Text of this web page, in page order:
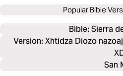
Popular Bible
Bible: Sierra
Version: Xhtidza Diozo
San